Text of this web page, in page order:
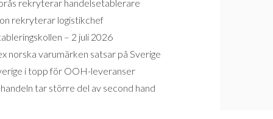
rekryterar handelsetablerare
rekryterar logistikchef
– 2 juli 2026
norska varumärken satsar på Sverige
i topp för OOH-leveranser
tar större del av second hand